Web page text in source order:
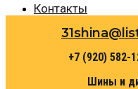
Контакты
+7 (920) 582-
Шины и